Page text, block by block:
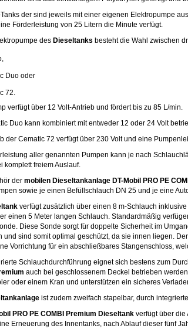
der sind jeweils mit einer eigenen Elektropumpe
Förderleistung von 25 Litern die Minute verfügt.
des Dieseltanks besteht die Wahl zwischen
Duo oder
72.
verfügt über 12 Volt-Antrieb und fördert bis zu 85 L/min.
Duo kann kombiniert mit entweder 12 oder 24 Volt
der Cematic 72 verfügt über 230 Volt und eine
aller genannten Pumpen kann je nach
komplett freiem Auslauf.
der mobilen Dieseltankanlage DT-Mobil PRO PE
sowie je einen Befüllschlauch DN 25 und je eine
verfügt zusätzlich über einen 8 m-Schlauch
einen 5 Meter langen Schlauch. Standardmäßig
Diese Sonde sorgt für doppelte Sicherheit im
und sind somit optimal geschützt, da sie innen liegen.
Vorrichtung für ein abschließbares Stangenschloss,
Schlauchdurchführung eignet sich bestens zum
auch bei geschlossenem Deckel betrieben
oder einem Kran und unterstützen ein sicheres
ist zudem zweifach stapelbar, durch
PRO PE COMBI Premium Dieseltank verfügt über die
Erneuerung des Innentanks, nach Ablauf dieser fünf